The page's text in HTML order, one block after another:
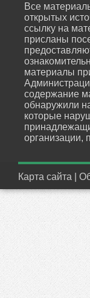
Все
открытых
ссылку на
присланы
материалы
содержание
обнаружили
которые
организации,
Карта сайта